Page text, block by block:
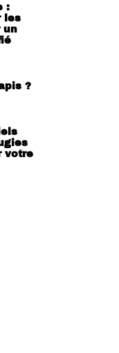
:
les
un
?
votre